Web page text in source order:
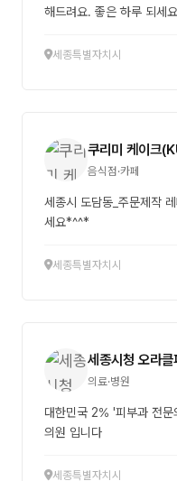
해드려요. 좋은 하루 되세
세종특별자치시
쿠리미 케이크
음식점·카페
세종시 도담동_주문제작
세요*^^*
세종특별자치시
세종시청 오라
의료·병원
대한민국 2% '피부과 전
의원 입니다
세종특별자치시